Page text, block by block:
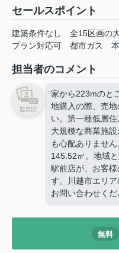
セールスポイント
建築条件なし 全15区画の
プラン対応可 都市ガス
担当者のコメント
家から223mのと
地購入の際、売
い。第一種低層
大規模な商業施
も心配ありませ
145.52㎡。地域
駅前店が、お客
す。川越市エリ
お問い合わせくだ
無料